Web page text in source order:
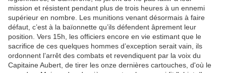
mission et résistent pendant plus de trois heures à un ennemi
supérieur en nombre. Les munitions venant désormais à faire
défaut, c’est à la baïonnette qu’ils défendent âprement leur
position. Vers 15h, les officiers encore en vie estimant que le
sacrifice de ces quelques hommes d’exception serait vain, ils
ordonnent l’arrêt des combats et revendiquent par la voix du
Capitaine Aubert, de tirer les onze dernières cartouches, d'où le